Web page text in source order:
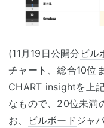
(11月19日公開分 ビル
チャート、総合10位
CHART insightを上
なもので、20位未満
お、
ビルボード ジャ